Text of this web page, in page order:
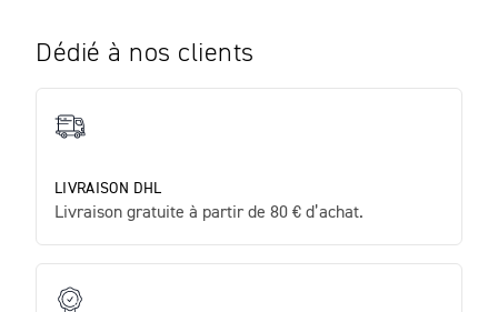
Dédié à nos clients
LIVRAISON DHL
Livraison gratuite à partir de 80 € d’achat.